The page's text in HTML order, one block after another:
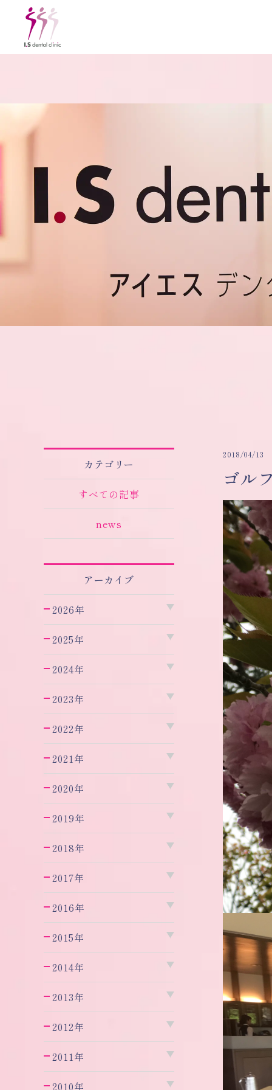
カテゴリー
すべての記事
news
アーカイブ
2026年
2025年
2024年
2023年
2022年
2021年
2020年
2019年
2018年
2017年
2016年
2015年
2014年
2013年
2012年
2011年
2010年
2018/04/13
ゴル